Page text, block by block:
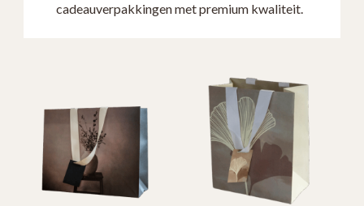
cadeauverpakkingen met premium kwaliteit.